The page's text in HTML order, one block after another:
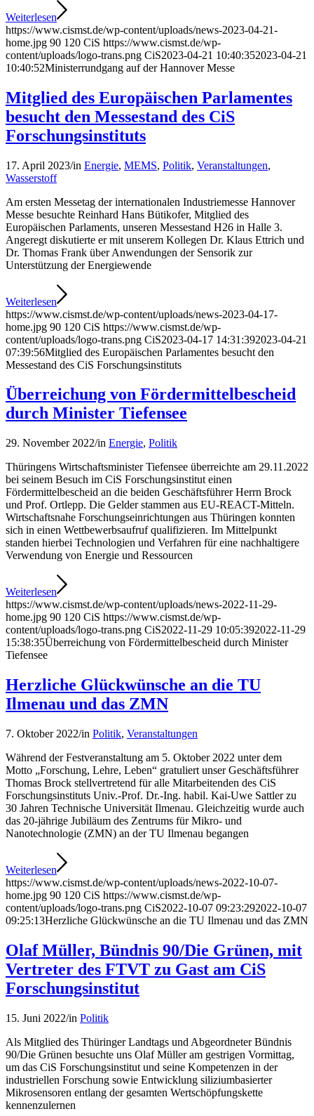
Weiterlesen
https://www.cismst.de/wp-content/uploads/news-2023-04-21-
home.jpg 90 120 CiS https://www.cismst.de/wp-
content/uploads/logo-trans.png CiS2023-04-21 10:40:352023-04-21
10:40:52Ministerrundgang auf der Hannover Messe
Mitglied des Europäischen Parlamentes
besucht den Messestand des CiS
Forschungsinstituts
17. April 2023/in Energie, MEMS, Politik, Veranstaltungen,
Wasserstoff
Am ersten Messetag der internationalen Industriemesse Hannover
Messe besuchte Reinhard Hans Bütikofer, Mitglied des
Europäischen Parlaments, unseren Messestand H26 in Halle 3.
Angeregt diskutierte er mit unserem Kollegen Dr. Klaus Ettrich und
Dr. Thomas Frank über Anwendungen der Sensorik zur
Unterstützung der Energiewende
Weiterlesen
https://www.cismst.de/wp-content/uploads/news-2023-04-17-
home.jpg 90 120 CiS https://www.cismst.de/wp-
content/uploads/logo-trans.png CiS2023-04-17 14:31:392023-04-21
07:39:56Mitglied des Europäischen Parlamentes besucht den
Messestand des CiS Forschungsinstituts
Überreichung von Fördermittelbescheid
durch Minister Tiefensee
29. November 2022/in Energie, Politik
Thüringens Wirtschaftsminister Tiefensee überreichte am 29.11.2022
bei seinem Besuch im CiS Forschungsinstitut einen
Fördermittelbescheid an die beiden Geschäftsführer Herrn Brock
und Prof. Ortlepp. Die Gelder stammen aus EU-REACT-Mitteln.
Wirtschaftsnahe Forschungseinrichtungen aus Thüringen konnten
sich in einen Wettbewerbsaufruf qualifizieren. Im Mittelpunkt
standen hierbei Technologien und Verfahren für eine nachhaltigere
Verwendung von Energie und Ressourcen
Weiterlesen
https://www.cismst.de/wp-content/uploads/news-2022-11-29-
home.jpg 90 120 CiS https://www.cismst.de/wp-
content/uploads/logo-trans.png CiS2022-11-29 10:05:392022-11-29
15:38:35Überreichung von Fördermittelbescheid durch Minister
Tiefensee
Herzliche Glückwünsche an die TU
Ilmenau und das ZMN
7. Oktober 2022/in Politik, Veranstaltungen
Während der Festveranstaltung am 5. Oktober 2022 unter dem
Motto „Forschung, Lehre, Leben“ gratuliert unser Geschäftsführer
Thomas Brock stellvertretend für alle Mitarbeitenden des CiS
Forschungsinstituts Univ.-Prof. Dr.-Ing. habil. Kai-Uwe Sattler zu
30 Jahren Technische Universität Ilmenau. Gleichzeitig wurde auch
das 20-jährige Jubiläum des Zentrums für Mikro- und
Nanotechnologie (ZMN) an der TU Ilmenau begangen
Weiterlesen
https://www.cismst.de/wp-content/uploads/news-2022-10-07-
home.jpg 90 120 CiS https://www.cismst.de/wp-
content/uploads/logo-trans.png CiS2022-10-07 09:23:292022-10-07
09:25:13Herzliche Glückwünsche an die TU Ilmenau und das ZMN
Olaf Müller, Bündnis 90/Die Grünen, mit
Vertreter des FTVT zu Gast am CiS
Forschungsinstitut
15. Juni 2022/in Politik
Als Mitglied des Thüringer Landtags und Abgeordneter Bündnis
90/Die Grünen besuchte uns Olaf Müller am gestrigen Vormittag,
um das CiS Forschungsinstitut und seine Kompetenzen in der
industriellen Forschung sowie Entwicklung siliziumbasierter
Mikrosensoren entlang der gesamten Wertschöpfungskette
kennenzulernen